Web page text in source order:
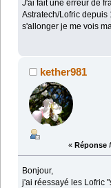
J'ai fait une erreur de
Astratech/Lofric depuis
s'allonger je me vois
kether981
« Réponse
Bonjour,
j'ai réessayé les Lofric